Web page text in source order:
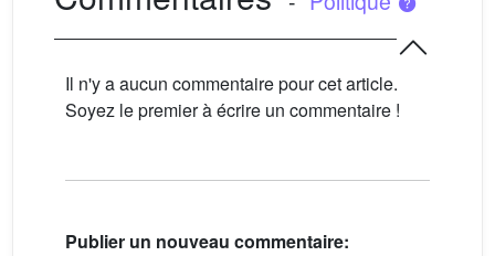
Il n'y a aucun commentaire pour cet article.
Soyez le premier à écrire un commentaire !
Publier un nouveau commentaire: